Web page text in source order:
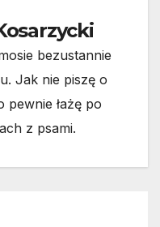
bezustannie
Jak nie piszę o
pewnie łażę po
z psami.